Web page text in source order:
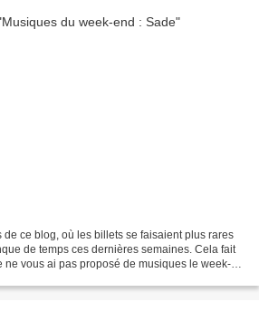
ce blog, où les billets se faisaient plus rares
de temps ces dernières semaines. Cela fait
ne vous ai pas proposé de musiques le week-